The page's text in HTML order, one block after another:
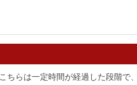
ちらは一定時間が経過した段階で、